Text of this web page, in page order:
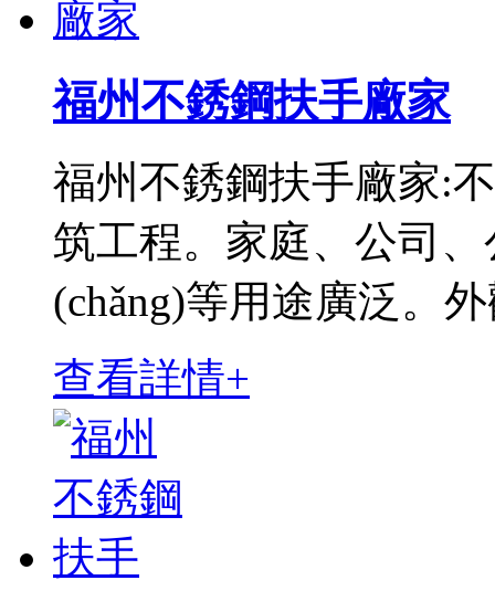
福州不銹鋼扶手廠家
福州不銹鋼扶手廠家:
筑工程。家庭、公司
(chǎng)等用途廣泛。
查看詳情+